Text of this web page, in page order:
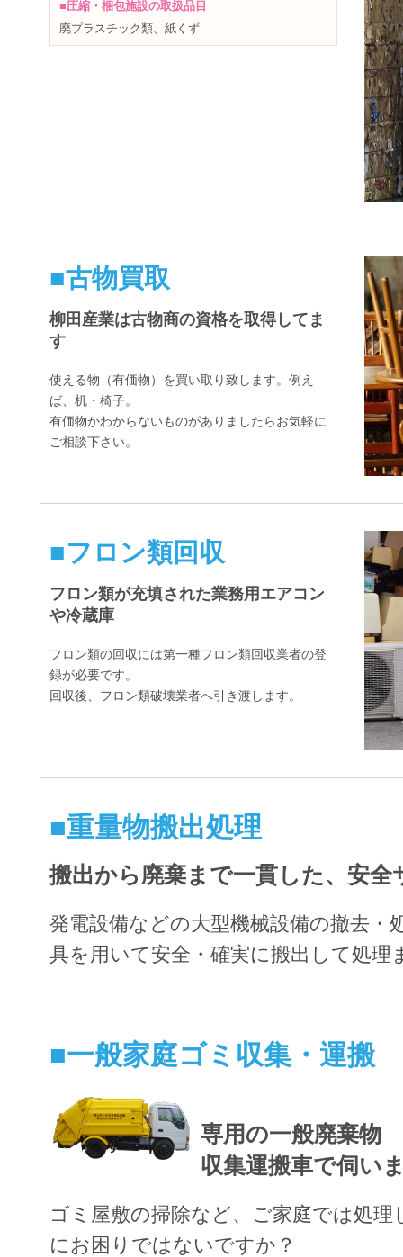
■圧縮・梱包施設の取扱品目
廃プラスチック類、紙くず
■古物買取
柳田産業は古物商の資格を取得してま
す
使える物（有価物）を買い取り致します。例え
ば、机・椅子。
有価物かわからないものがありましたらお気軽に
ご相談下さい。
■フロン類回収
フロン類が充填された業務用エアコン
や冷蔵庫
フロン類の回収には第一種フロン類回収業者の登
録が必要です。
回収後、フロン類破壊業者へ引き渡します。
■重量物搬出処理
搬出から廃棄まで一貫した、安全
発電設備などの大型機械設備の撤去・
具を用いて安全・確実に搬出して処理
■一般家庭ゴミ収集・運搬
専用の一般廃棄物
収集運搬車で伺い
ゴミ屋敷の掃除など、ご家庭では処
にお困りではないですか？